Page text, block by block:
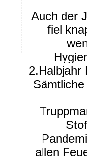
Auch der
fiel
2.Halbjahr
allen